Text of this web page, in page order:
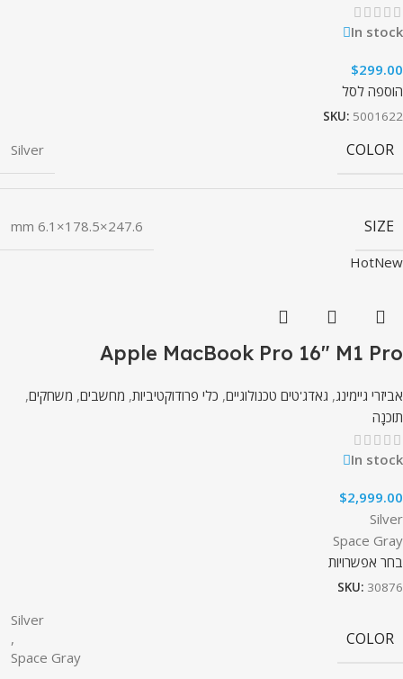
In stock
$299.00
הוספה לסל
SKU: 5001622
COLOR
Silver
SIZE
247.6×178.5×6.1 mm
HotNew
Apple MacBook Pro 16″ M1 Pro
אביזרי גיימינג, גאדג'טים טכנולוגיים, כלי פרודוקטיביות, מחשבים, משחקים,
תוֹכנָה
In stock
$2,999.00
Silver
Space Gray
בחר אפשרויות
SKU: 30876
COLOR
Silver
,
Space Gray